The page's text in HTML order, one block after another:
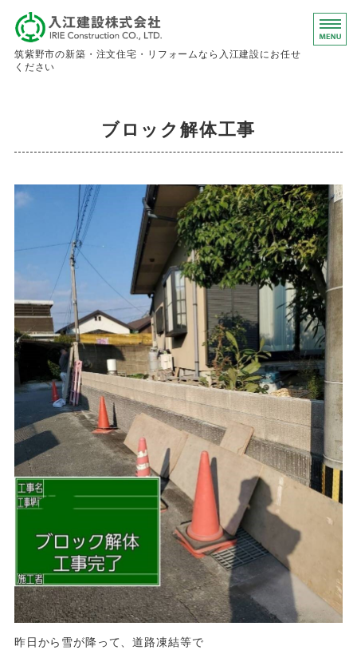
入江建設株
筑紫野市の新築・注文住宅・リフォームなら入江建設にお任せ
ください
お問い合わせ
ブロック解体工事
昨日から雪が降って、道路凍結等で